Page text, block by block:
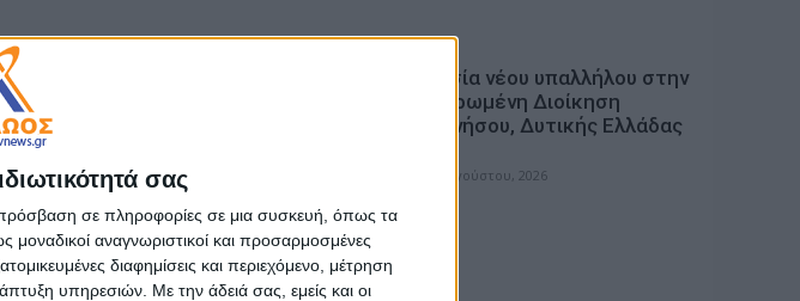
σας
πρόσβαση σε πληροφορίες σε μια συσκευή, όπως τα
αναγνωριστικοί και προσαρμοσμένες
διαφημίσεις και περιεχόμενο, μέτρηση
υπηρεσιών. Με την άδειά σας, εμείς και οι
ΕΠΙΚΑΙΡΟΤΗΤΑ
Ζάκυνθος: Τι απαντά η ΕΛΑΣ για
τους 8 βιασμούς τουριστριών –
«Μόνο 3 περιστατικά έχουν
καταγγελθεί»
admin - 7 Αυγούστου, 2026
Ορκωμοσία νέου υπαλλήλου στην
Αποκεντρωμένη Διοίκηση
Πελοποννήσου, Δυτικής Ελλάδας
7 Αυγούστου, 2026